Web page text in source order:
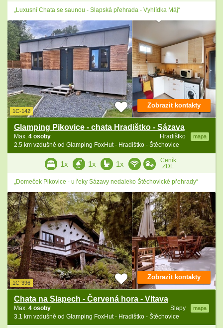
„Luxusní Chata se saunou - Slapská přehrada - Vyhlídka Máj“
1C-142
Glamping Pikovice - chata Hradištko - Sázava
Hradištko mapa
Max. 4 osoby
2.5 km vzdušně od Glamping FoxHut - Hradištko - Štěchovice
Zobrazit kontakty
1x 1x 1x
Ceník
ZDE
„Domeček Pikovice - u řeky Sázavy nedaleko Štěchovické přehrady“
1C-396
Chata na Slapech - Červená hora - Vltava
Slapy mapa
Max. 4 osoby
3.1 km vzdušně od Glamping FoxHut - Hradištko - Štěchovice
Zobrazit kontakty